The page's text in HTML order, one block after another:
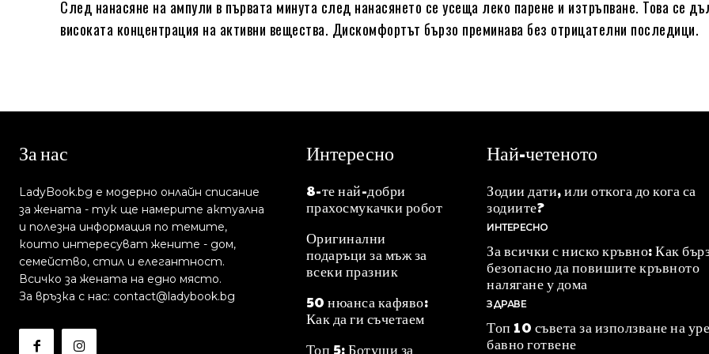
След нанасяне на ампули в първата минута след нанасянето се усеща леко парене и изтръпване. Това се
високата концентрация на активни вещества. Дискомфортът бързо преминава без отрицателни последици.
За нас
LadyBook.bg е модерно онлайн списание
за жената - тук ще намерите актуална
и полезна информация по темите,
които интересуват жените - дом,
семейство, стил и елегантност.
Всичко за жената на едно място.
За връзка с нас: contact@ladybook.bg
Интересно
8-те най-добри
прахосмукачки робот
Оригинални
подаръци за мъж за
всеки празник
50 нюанса кафяво:
Как да ги съчетаем
Топ 5: Ботуши за
Най-четеното
Зодии дати, или откога до кога са
зодиите?
ИНТЕРЕСНО
За всички с ниско кръвно: Как
безопасно да повишите кръвното
налягане у дома
ЗДРАВЕ
Топ 10 съвета за използване на
бавно готвене